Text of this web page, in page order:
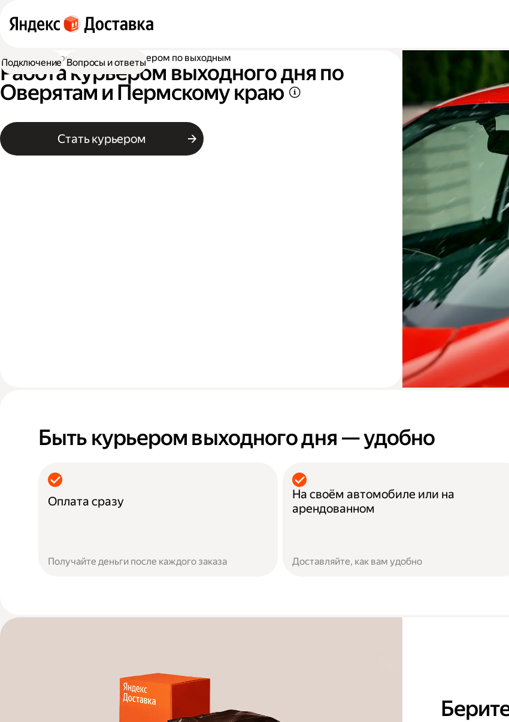
Работа курьером Работа курьером по выходным
Работа курьером выходного дня по
Оверятам и Пермскому краю
Стать курьером
Подключение Вопросы и ответы
Быть курьером выходного дня — удобно
Оплата сразу
Получайте деньги после каждого заказа
На своём автомобиле или на
арендованном
Доставляйте, как вам удобно